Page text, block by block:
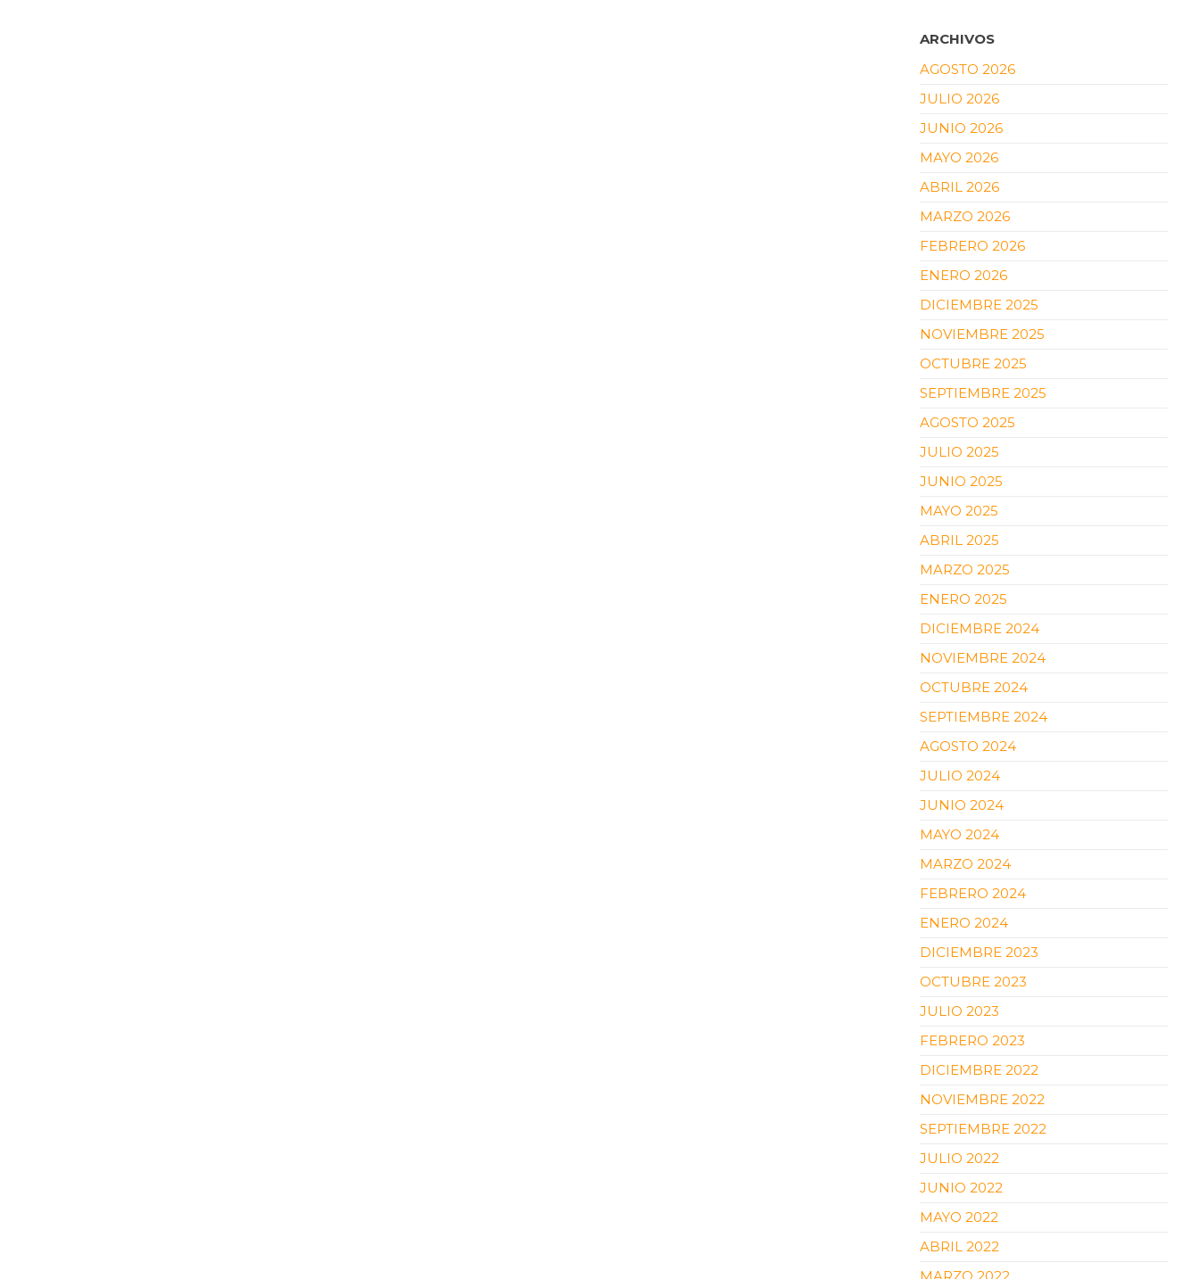
ARCHIVOS
AGOSTO 2026
JULIO 2026
JUNIO 2026
MAYO 2026
ABRIL 2026
MARZO 2026
FEBRERO 2026
ENERO 2026
DICIEMBRE 2025
NOVIEMBRE 2025
OCTUBRE 2025
SEPTIEMBRE 2025
AGOSTO 2025
JULIO 2025
JUNIO 2025
MAYO 2025
ABRIL 2025
MARZO 2025
ENERO 2025
DICIEMBRE 2024
NOVIEMBRE 2024
OCTUBRE 2024
SEPTIEMBRE 2024
AGOSTO 2024
JULIO 2024
JUNIO 2024
MAYO 2024
MARZO 2024
FEBRERO 2024
ENERO 2024
DICIEMBRE 2023
OCTUBRE 2023
JULIO 2023
FEBRERO 2023
DICIEMBRE 2022
NOVIEMBRE 2022
SEPTIEMBRE 2022
JULIO 2022
JUNIO 2022
MAYO 2022
ABRIL 2022